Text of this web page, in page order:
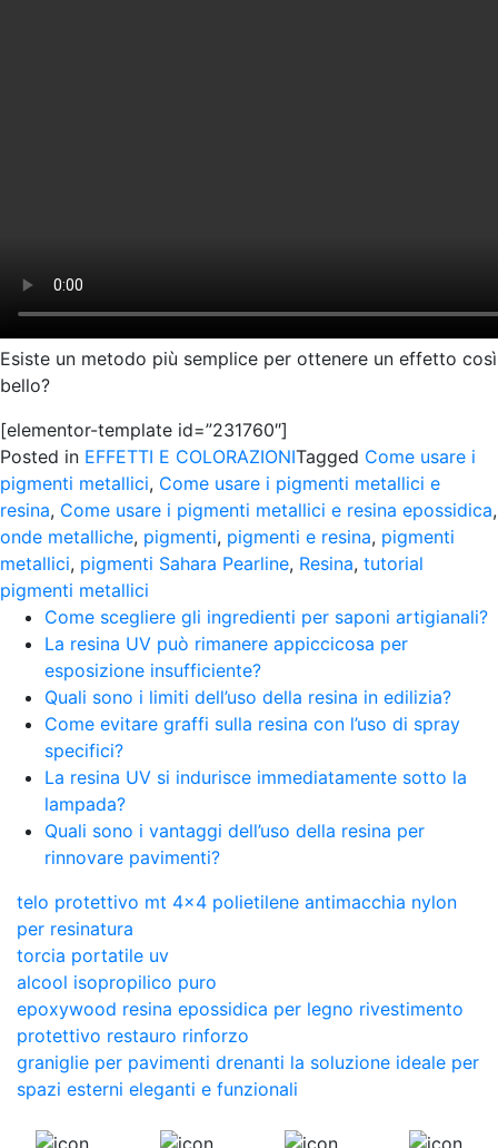
Esiste un metodo più semplice per ottenere un effetto così
bello?
[elementor-template id=”231760″]
Posted in EFFETTI E COLORAZIONITagged Come usare i
pigmenti metallici, Come usare i pigmenti metallici e
resina, Come usare i pigmenti metallici e resina epossidica,
onde metalliche, pigmenti, pigmenti e resina, pigmenti
metallici, pigmenti Sahara Pearline, Resina, tutorial
pigmenti metallici
Come scegliere gli ingredienti per saponi artigianali?
La resina UV può rimanere appiccicosa per
esposizione insufficiente?
Quali sono i limiti dell’uso della resina in edilizia?
Come evitare graffi sulla resina con l’uso di spray
specifici?
La resina UV si indurisce immediatamente sotto la
lampada?
Quali sono i vantaggi dell’uso della resina per
rinnovare pavimenti?
telo protettivo mt 4x4 polietilene antimacchia nylon
per resinatura
torcia portatile uv
alcool isopropilico puro
epoxywood resina epossidica per legno rivestimento
protettivo restauro rinforzo
graniglie per pavimenti drenanti la soluzione ideale per
spazi esterni eleganti e funzionali